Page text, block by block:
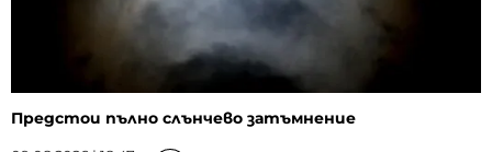
Предстои пълно слънчево затъмнение